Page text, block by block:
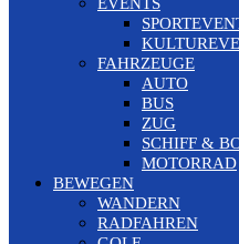
FAHRZEUGE
AUTO
BUS
ZUG
SCHIFF &
MOTORRAD
BEWEGEN
WANDERN
RADFAHREN